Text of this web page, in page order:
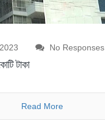
No Responses
টাকা
Read More